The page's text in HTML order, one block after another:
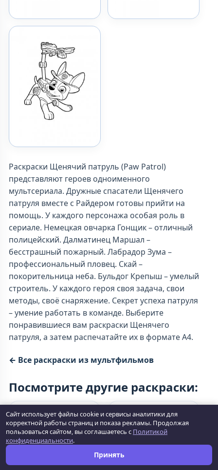
Раскраски Щенячий патруль (Paw Patrol)
представляют героев одноименного
мультсериала. Дружные спасатели Щенячего
патруля вместе с Райдером готовы прийти на
помощь. У каждого персонажа особая роль в
сериале. Немецкая овчарка Гонщик – отличный
полицейский. Далматинец Маршал –
бесстрашный пожарный. Лабрадор Зума –
профессиональный пловец. Скай –
покорительница неба. Бульдог Крепыш – умелый
строитель. У каждого героя своя задача, свои
методы, своё снаряжение. Секрет успеха патруля
– умение работать в команде. Выберите
понравившиеся вам раскраски Щенячего
патруля, а затем распечатайте их в формате А4.
← Все раскраски из мультфильмов
Посмотрите другие раскраски:
Сайт использует файлы cookie и сервисы аналитики для
корректной работы страниц и показа рекламы. Продолжая
пользоваться сайтом, вы соглашаетесь с Политикой
конфиденциальности.
Принять